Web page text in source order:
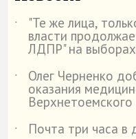
˙ "Те же лица,
власти
ЛДПР" на выборах
˙
Олег Черненко
оказания
Верхнетоемского
˙
Почта три часа в